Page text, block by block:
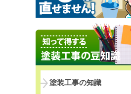
塗装工事の知識